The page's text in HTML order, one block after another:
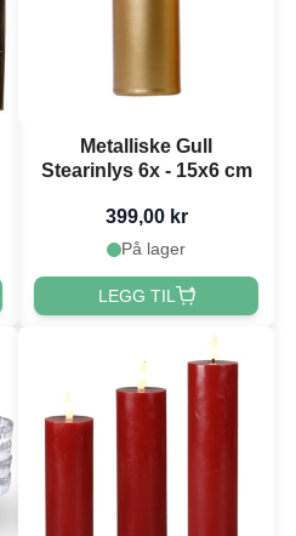
Metalliske Gull
Stearinlys 6x - 15x6 cm
399,00 kr
På lager
LEGG TIL